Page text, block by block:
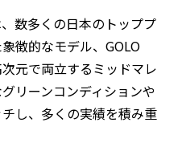
数多くの日本のトッププ
徴的なモデル、GOLO
元で両立するミッドマレ
リーンコンディションや
し、多くの実績を積み重